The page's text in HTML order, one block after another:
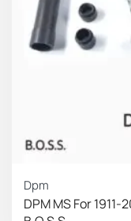
Dpm
DPM MS For 1911-